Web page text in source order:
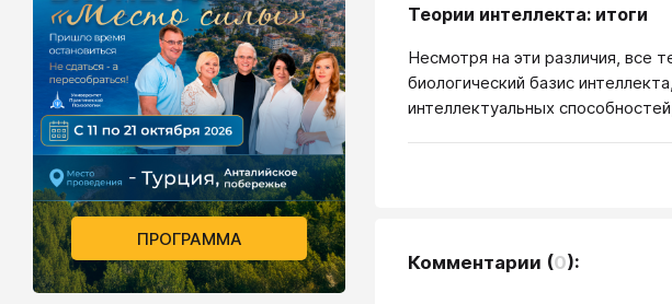
Теории интеллекта: итоги
Несмотря на эти различия, все
биологический базис
интеллектуальных
Комментарии (0):
ПРОГРАММА